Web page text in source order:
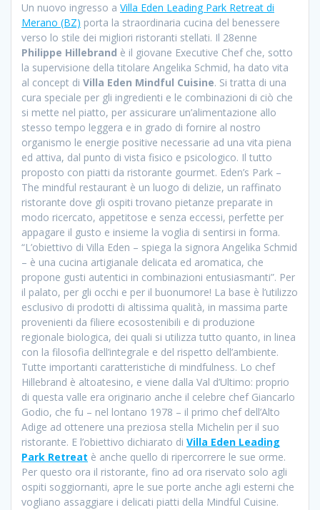
Un nuovo ingresso a Villa Eden Leading Park Retreat di
Merano (BZ) porta la straordinaria cucina del benessere
verso lo stile dei migliori ristoranti stellati. Il 28enne
Philippe Hillebrand è il giovane Executive Chef che, sotto
la supervisione della titolare Angelika Schmid, ha dato vita
al concept di Villa Eden Mindful Cuisine. Si tratta di una
cura speciale per gli ingredienti e le combinazioni di ciò che
si mette nel piatto, per assicurare un’alimentazione allo
stesso tempo leggera e in grado di fornire al nostro
organismo le energie positive necessarie ad una vita piena
ed attiva, dal punto di vista fisico e psicologico. Il tutto
proposto con piatti da ristorante gourmet. Eden’s Park –
The mindful restaurant è un luogo di delizie, un raffinato
ristorante dove gli ospiti trovano pietanze preparate in
modo ricercato, appetitose e senza eccessi, perfette per
appagare il gusto e insieme la voglia di sentirsi in forma.
“L’obiettivo di Villa Eden – spiega la signora Angelika Schmid
– è una cucina artigianale delicata ed aromatica, che
propone gusti autentici in combinazioni entusiasmanti”. Per
il palato, per gli occhi e per il buonumore! La base è l’utilizzo
esclusivo di prodotti di altissima qualità, in massima parte
provenienti da filiere ecosostenibili e di produzione
regionale biologica, dei quali si utilizza tutto quanto, in linea
con la filosofia dell’integrale e del rispetto dell’ambiente.
Tutte importanti caratteristiche di mindfulness. Lo chef
Hillebrand è altoatesino, e viene dalla Val d’Ultimo: proprio
di questa valle era originario anche il celebre chef Giancarlo
Godio, che fu – nel lontano 1978 – il primo chef dell’Alto
Adige ad ottenere una preziosa stella Michelin per il suo
ristorante. E l’obiettivo dichiarato di Villa Eden Leading
Park Retreat è anche quello di ripercorrere le sue orme.
Per questo ora il ristorante, fino ad ora riservato solo agli
ospiti soggiornanti, apre le sue porte anche agli esterni che
vogliano assaggiare i delicati piatti della Mindful Cuisine.